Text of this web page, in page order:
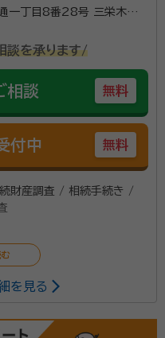
になる前は、大手ハウス
、その手続きも非常に
ため、相続手続きを得
ご遺族様が安心してお
物取引士
成年後見サポートセンター会
一丁目8番28号 三栄木町
談を承ります/
相談 無料
付中 無料
財産調査 / 相続手続き /
を見る